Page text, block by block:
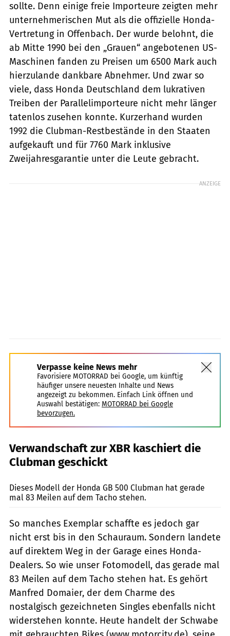
sollte. Denn einige freie Importeure zeigten mehr
unternehmerischen Mut als die offizielle Honda-
Vertretung in Offenbach. Der wurde belohnt, die
ab Mitte 1990 bei den „Grauen“ angebotenen US-
Maschinen fanden zu Preisen um 6500 Mark auch
hierzulande dankbare Abnehmer. Und zwar so
viele, dass Honda Deutschland dem lukrativen
Treiben der Parallelimporteure nicht mehr länger
tatenlos zusehen konnte. Kurzerhand wurden
1992 die Clubman-Restbestände in den Staaten
aufgekauft und für 7760 Mark inklusive
Zweijahresgarantie unter die Leute gebracht.
ANZEIGE
Verpasse keine News mehr
Favorisiere MOTORRAD bei Google, um künftig
häufiger unsere neuesten Inhalte und News
angezeigt zu bekommen. Einfach Link öffnen und
Auswahl bestätigen: MOTORRAD bei Google
bevorzugen.
Verwandschaft zur XBR kaschiert die
Clubman geschickt
Dieses Modell der Honda GB 500 Clubman hat gerade
mal 83 Meilen auf dem Tacho stehen.
So manches Exemplar schaffte es jedoch gar
nicht erst bis in den Schauraum. Sondern landete
auf direktem Weg in der Garage eines Honda-
Dealers. So wie unser Fotomodell, das gerade mal
83 Meilen auf dem Tacho stehen hat. Es gehört
Manfred Domaier, der dem Charme des
nostalgisch gezeichneten Singles ebenfalls nicht
widerstehen konnte. Heute handelt der Schwabe